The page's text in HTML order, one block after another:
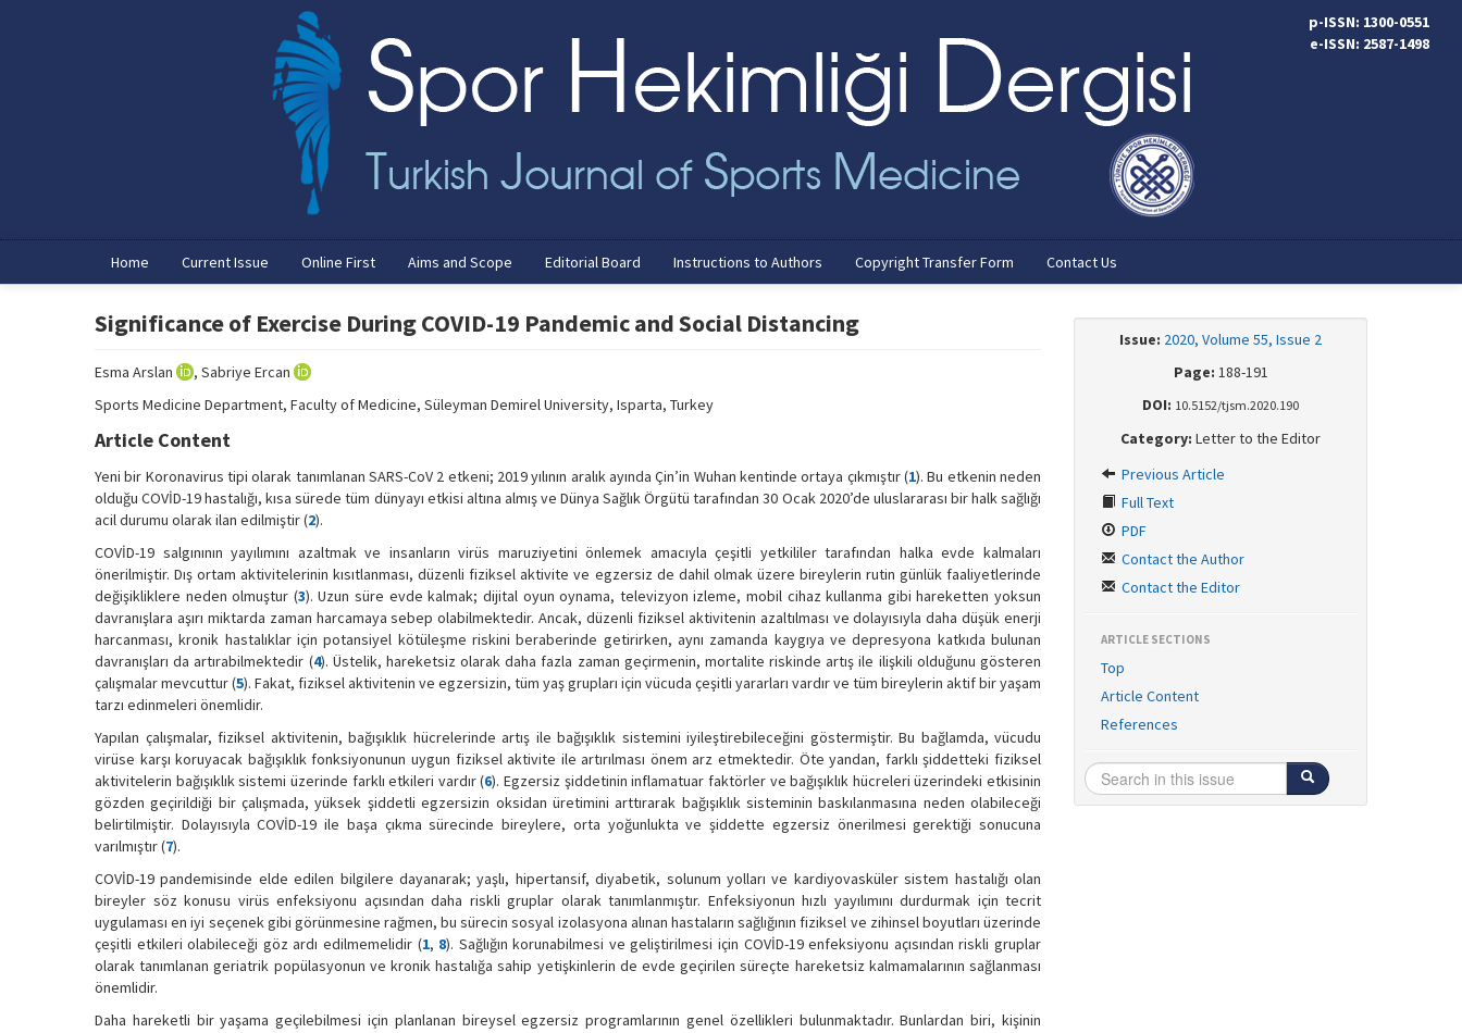
p-ISSN: 1300-0551
e-ISSN: 2587-1498
Home Current Issue Online First Aims and Scope Editorial Board Instructions to Authors Copyright Transfer Form Contact Us
Significance of Exercise During COVID-19 Pandemic and Social Distancing
Esma Arslan
, Sabriye Ercan
Sports Medicine Department, Faculty of Medicine, Süleyman Demirel University, Isparta, Turkey
Article Content
Yeni bir Koronavirus tipi olarak tanımlanan SARS-CoV 2 etkeni; 2019 yılının aralık ayında Çin’in Wuhan kentinde ortaya çıkmıştır (1). Bu etkenin neden
olduğu COVİD-19 hastalığı, kısa sürede tüm dünyayı etkisi altına almış ve Dünya Sağlık Örgütü tarafından 30 Ocak 2020’de uluslararası bir halk sağlığı
acil durumu olarak ilan edilmiştir (2).
COVİD-19 salgınının yayılımını azaltmak ve insanların virüs maruziyetini önlemek amacıyla çeşitli yetkililer tarafından halka evde kalmaları
önerilmiştir. Dış ortam aktivitelerinin kısıtlanması, düzenli fiziksel aktivite ve egzersiz de dahil olmak üzere bireylerin rutin günlük faaliyetlerinde
değişikliklere neden olmuştur (3). Uzun süre evde kalmak; dijital oyun oynama, televizyon izleme, mobil cihaz kullanma gibi hareketten yoksun
davranışlara aşırı miktarda zaman harcamaya sebep olabilmektedir. Ancak, düzenli fiziksel aktivitenin azaltılması ve dolayısıyla daha düşük enerji
harcanması, kronik hastalıklar için potansiyel kötüleşme riskini beraberinde getirirken, aynı zamanda kaygıya ve depresyona katkıda bulunan
davranışları da artırabilmektedir (4). Üstelik, hareketsiz olarak daha fazla zaman geçirmenin, mortalite riskinde artış ile ilişkili olduğunu gösteren
çalışmalar mevcuttur (5). Fakat, fiziksel aktivitenin ve egzersizin, tüm yaş grupları için vücuda çeşitli yararları vardır ve tüm bireylerin aktif bir yaşam
tarzı edinmeleri önemlidir.
Yapılan çalışmalar, fiziksel aktivitenin, bağışıklık hücrelerinde artış ile bağışıklık sistemini iyileştirebileceğini göstermiştir. Bu bağlamda, vücudu
virüse karşı koruyacak bağışıklık fonksiyonunun uygun fiziksel aktivite ile artırılması önem arz etmektedir. Öte yandan, farklı şiddetteki fiziksel
aktivitelerin bağışıklık sistemi üzerinde farklı etkileri vardır (6). Egzersiz şiddetinin inflamatuar faktörler ve bağışıklık hücreleri üzerindeki etkisinin
gözden geçirildiği bir çalışmada, yüksek şiddetli egzersizin oksidan üretimini arttırarak bağışıklık sisteminin baskılanmasına neden olabileceği
belirtilmiştir. Dolayısıyla COVİD-19 ile başa çıkma sürecinde bireylere, orta yoğunlukta ve şiddette egzersiz önerilmesi gerektiği sonucuna
varılmıştır (7).
COVİD-19 pandemisinde elde edilen bilgilere dayanarak; yaşlı, hipertansif, diyabetik, solunum yolları ve kardiyovasküler sistem hastalığı olan
bireyler söz konusu virüs enfeksiyonu açısından daha riskli gruplar olarak tanımlanmıştır. Enfeksiyonun hızlı yayılımını durdurmak için tecrit
uygulaması en iyi seçenek gibi görünmesine rağmen, bu sürecin sosyal izolasyona alınan hastaların sağlığının fiziksel ve zihinsel boyutları üzerinde
çeşitli etkileri olabileceği göz ardı edilmemelidir (1, 8). Sağlığın korunabilmesi ve geliştirilmesi için COVİD-19 enfeksiyonu açısından riskli gruplar
olarak tanımlanan geriatrik popülasyonun ve kronik hastalığa sahip yetişkinlerin de evde geçirilen süreçte hareketsiz kalmamalarının sağlanması
önemlidir.
Daha hareketli bir yaşama geçilebilmesi için planlanan bireysel egzersiz programlarının genel özellikleri bulunmaktadır. Bunlardan biri, kişinin
Issue: 2020, Volume 55, Issue 2
Page: 188-191
DOI: 10.5152/tjsm.2020.190
Category: Letter to the Editor
Previous Article
Full Text
PDF
Contact the Author
Contact the Editor
ARTICLE SECTIONS
Top
Article Content
References